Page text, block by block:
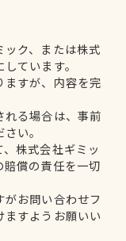
ク、または株式
ています。
ますが、内容を完
れる場合は、事前
い。
株式会社ギミッ
償の責任を一切
お問い合わせフ
ますようお願いい